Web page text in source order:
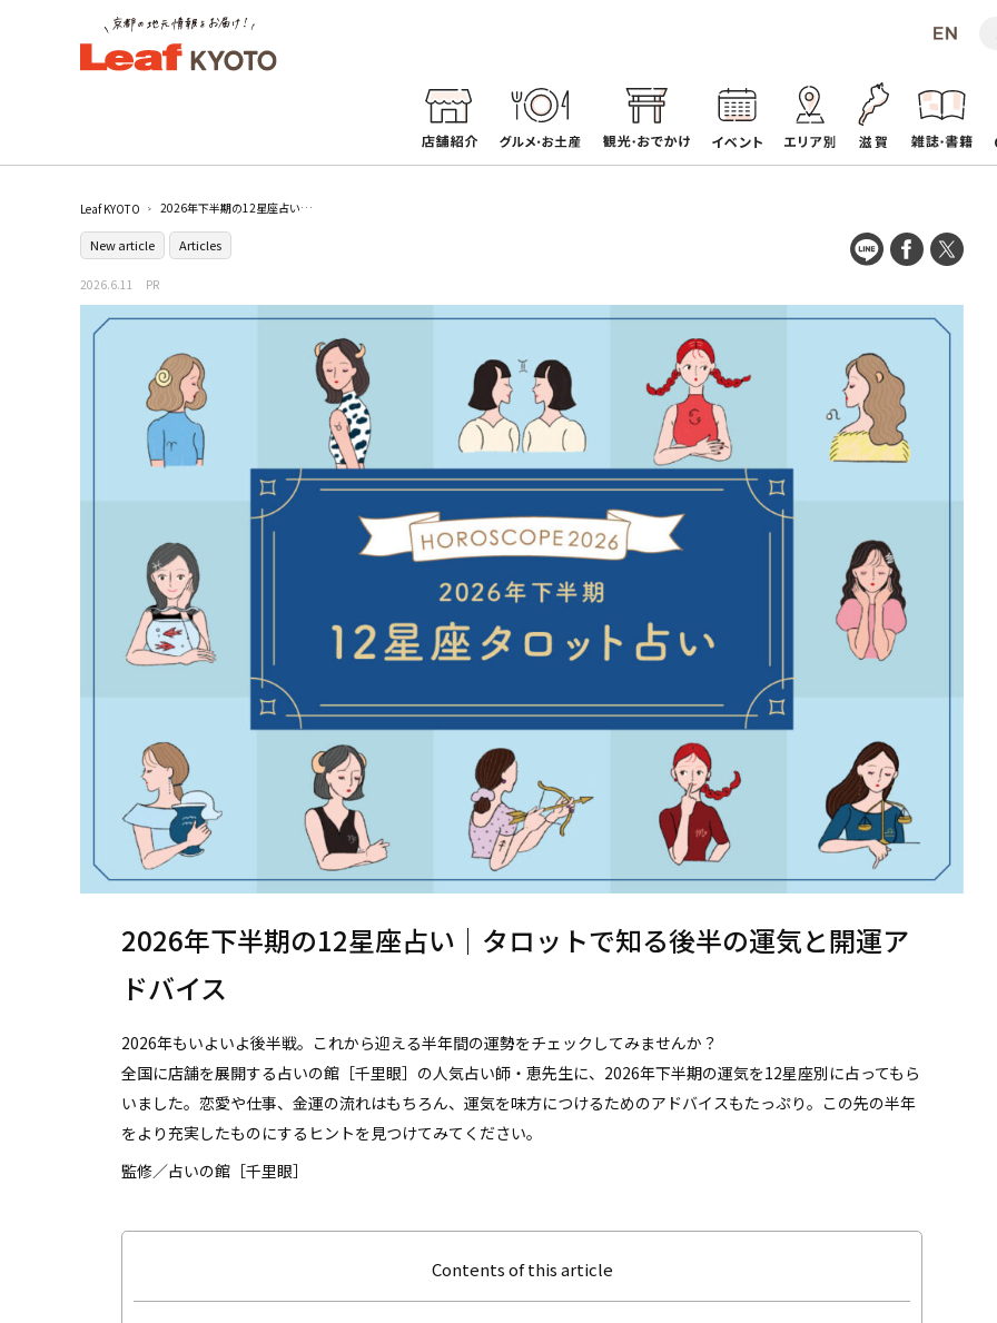
Leaf KYOTO 2026年下半期の12星座占い｜タロットで知る後半の運気と開運アドバイス
New article Articles
2026.6.11 PR
2026年下半期の12星座占い｜タロットで知る後半の運気と開運ア
ドバイス
2026年もいよいよ後半戦。これから迎える半年間の運勢をチェックしてみませんか？
全国に店舗を展開する占いの館［千里眼］の人気占い師・恵先生に、2026年下半期の運気を12星座別に占ってもら
いました。恋愛や仕事、金運の流れはもちろん、運気を味方につけるためのアドバイスもたっぷり。この先の半年
をより充実したものにするヒントを見つけてみてください。
監修／占いの館［千里眼］
Contents of this article